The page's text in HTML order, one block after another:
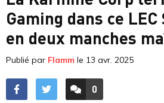
Gaming dans ce
en deux manches
Publié par Flamm le 13 avr. 2025
ACCÉDER AUX
0
COMMENTAIRES